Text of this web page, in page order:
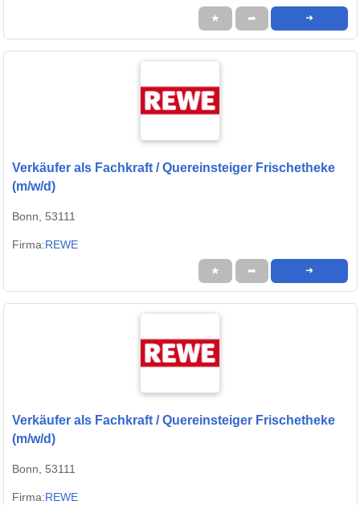
★ ➦ ➜
Verkäufer als Fachkraft / Quereinsteiger Frischetheke
(m/w/d)
Bonn, 53111
Firma:REWE
★ ➦ ➜
Verkäufer als Fachkraft / Quereinsteiger Frischetheke
(m/w/d)
Bonn, 53111
Firma:REWE